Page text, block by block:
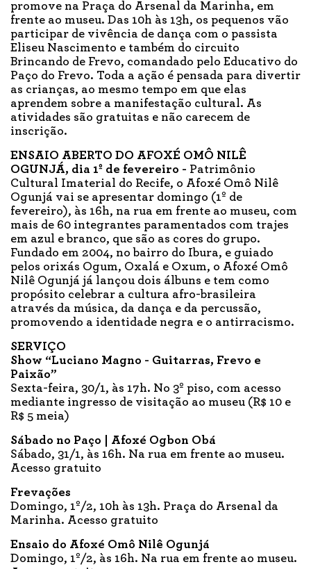
promove na Praça do Arsenal da Marinha, em
frente ao museu. Das 10h às 13h, os pequenos vão
participar de vivência de dança com o passista
Eliseu Nascimento e também do circuito
Brincando de Frevo, comandado pelo Educativo do
Paço do Frevo. Toda a ação é pensada para divertir
as crianças, ao mesmo tempo em que elas
aprendem sobre a manifestação cultural. As
atividades são gratuitas e não carecem de
inscrição.
ENSAIO ABERTO DO AFOXÉ OMÔ NILÊ
OGUNJÁ, dia 1º de fevereiro - Patrimônio
Cultural Imaterial do Recife, o Afoxé Omô Nilê
Ogunjá vai se apresentar domingo (1º de
fevereiro), às 16h, na rua em frente ao museu, com
mais de 60 integrantes paramentados com trajes
em azul e branco, que são as cores do grupo.
Fundado em 2004, no bairro do Ibura, e guiado
pelos orixás Ogum, Oxalá e Oxum, o Afoxé Omô
Nilê Ogunjá já lançou dois álbuns e tem como
propósito celebrar a cultura afro-brasileira
através da música, da dança e da percussão,
promovendo a identidade negra e o antirracismo.
SERVIÇO
Show “Luciano Magno - Guitarras, Frevo e
Paixão”
Sexta-feira, 30/1, às 17h. No 3º piso, com acesso
mediante ingresso de visitação ao museu (R$ 10 e
R$ 5 meia)
Sábado no Paço | Afoxé Ogbon Obá
Sábado, 31/1, às 16h. Na rua em frente ao museu.
Acesso gratuito
Frevações
Domingo, 1º/2, 10h às 13h. Praça do Arsenal da
Marinha. Acesso gratuito
Ensaio do Afoxé Omô Nilê Ogunjá
Domingo, 1º/2, às 16h. Na rua em frente ao museu.